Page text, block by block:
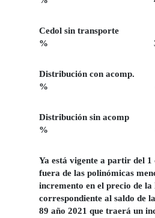
Cedol sin
% 38,54
Distribución con
% 43,50
Distribución sin
% 45,33
Ya está vigente a partir del 1
fuera de las polinómicas
incremento en el precio de la
correspondiente al saldo de
89 año 2021 que traerá un